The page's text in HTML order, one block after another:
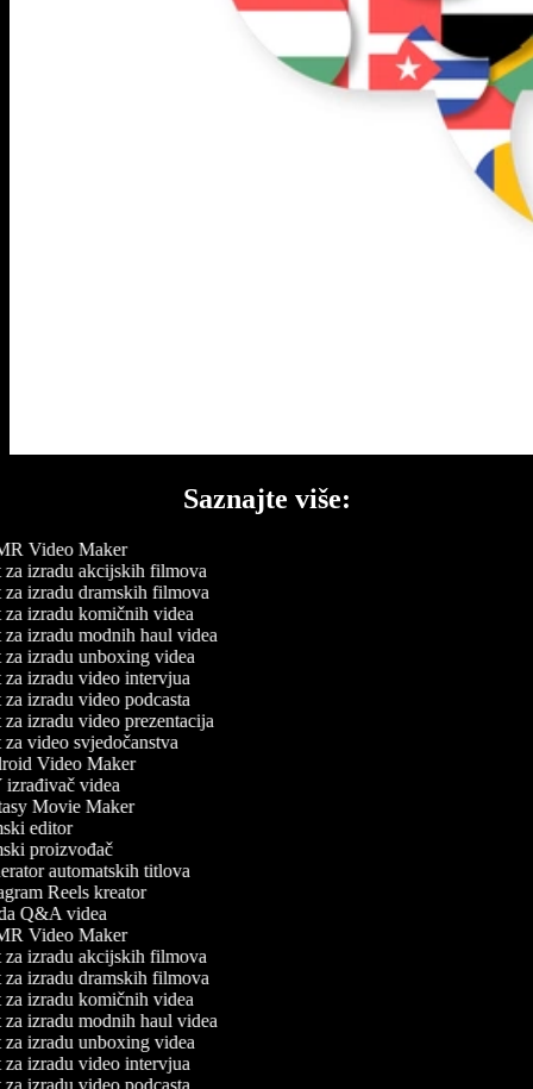
Saznajte više:
Video Maker
izradu akcijskih filmova
izradu dramskih filmova
izradu komičnih videa
izradu modnih haul videa
izradu unboxing videa
izradu video intervjua
izradu video podcasta
izradu video prezentacija
video svjedočanstva
Video Maker
videa
Movie Maker
editor
proizvođač
automatskih titlova
Reels kreator
Q&A videa
Video Maker
izradu akcijskih filmova
izradu dramskih filmova
izradu komičnih videa
izradu modnih haul videa
izradu unboxing videa
izradu video intervjua
izradu video podcasta